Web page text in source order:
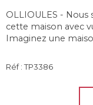
OLLIOULES -
cette maison avec
Imaginez une
Réf : TP3386